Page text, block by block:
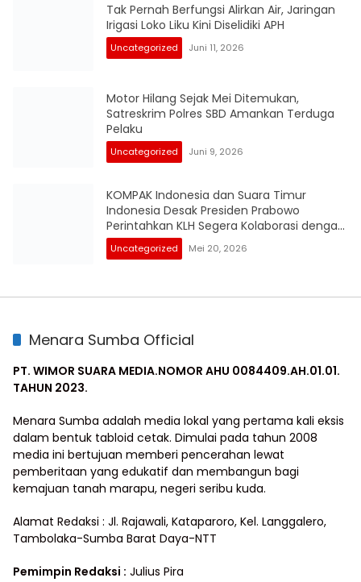
Tak Pernah Berfungsi Alirkan Air, Jaringan
Irigasi Loko Liku Kini Diselidiki APH
Uncategorized Juni 11, 2026
Motor Hilang Sejak Mei Ditemukan,
Satreskrim Polres SBD Amankan Terduga
Pelaku
Uncategorized Juni 9, 2026
KOMPAK Indonesia dan Suara Timur
Indonesia Desak Presiden Prabowo
Perintahkan KLH Segera Kolaborasi dengan
KPK RI Audit Investigasi Proyek Mangrove
Gambut BPEGM di Papua
Uncategorized Mei 20, 2026
Menara Sumba Official
PT. WIMOR SUARA MEDIA.NOMOR AHU 0084409.AH.01.01.
TAHUN 2023.
Menara Sumba adalah media lokal yang pertama kali eksis
dalam bentuk tabloid cetak. Dimulai pada tahun 2008
media ini bertujuan memberi pencerahan lewat
pemberitaan yang edukatif dan membangun bagi
kemajuan tanah marapu, negeri seribu kuda.
Alamat Redaksi : Jl. Rajawali, Kataparoro, Kel. Langgalero,
Tambolaka-Sumba Barat Daya-NTT
Pemimpin Redaksi : Julius Pira